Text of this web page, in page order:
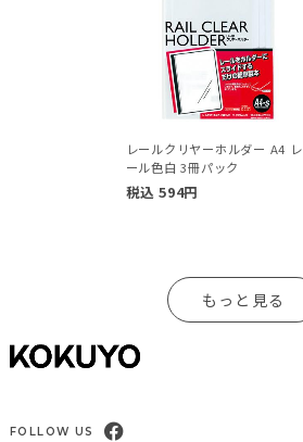
レールクリヤーホルダー A4 レ
ール色白 3冊パック
税込 594円
もっと見る
FOLLOW US